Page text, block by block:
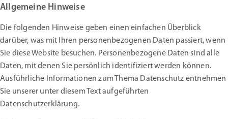
Allgemeine Hinweise
Die folgenden Hinweise geben einen einfachen Überblick
darüber, was mit Ihren personenbezogenen Daten passiert, wenn
Sie diese Website besuchen. Personenbezogene Daten sind alle
Daten, mit denen Sie persönlich identifiziert werden können.
Ausführliche Informationen zum Thema Datenschutz entnehmen
Sie unserer unter diesem Text aufgeführten
Datenschutzerklärung.